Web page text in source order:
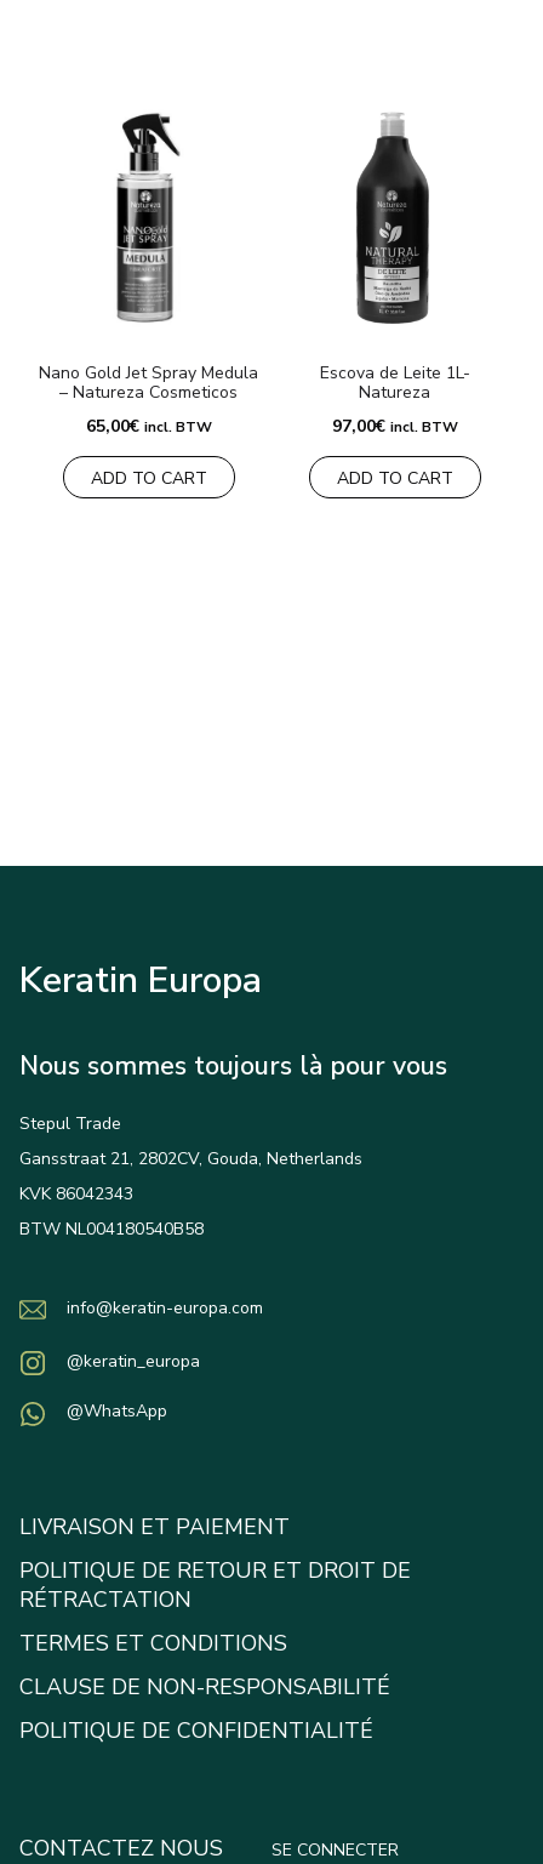
Nano Gold Jet Spray Medula
– Natureza Cosmeticos
65,00€ incl. BTW
ADD TO CART
Escova de Leite 1L-
Natureza
97,00€ incl. BTW
ADD TO CART
Keratin Europa
Nous sommes toujours là pour vous
Stepul Trade
Gansstraat 21, 2802CV, Gouda, Netherlands
KVK 86042343
BTW NL004180540B58
info@keratin-europa.com
@keratin_europa
@WhatsApp
LIVRAISON ET PAIEMENT
POLITIQUE DE RETOUR ET DROIT DE
RÉTRACTATION
TERMES ET CONDITIONS
CLAUSE DE NON-RESPONSABILITÉ
POLITIQUE DE CONFIDENTIALITÉ
CONTACTEZ NOUS SE CONNECTER